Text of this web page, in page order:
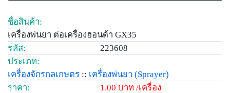
ชื่อสินค้า:
เครื่องพ่นยา ต่อเครื่องฮอนด้า GX35
รหัส:
223608
ประเภท:
เครื่องจักรกลเกษตร :: เครื่องพ่นยา (Sprayer)
ราคา:
1.00 บาท /เครื่อง